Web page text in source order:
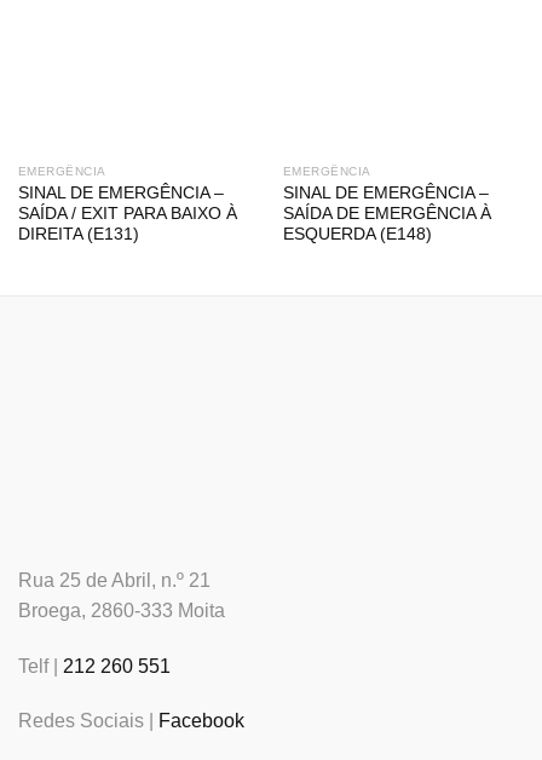
EMERGÊNCIA
SINAL DE EMERGÊNCIA –
SAÍDA / EXIT PARA BAIXO À
DIREITA (E131)
EMERGÊNCIA
SINAL DE EMERGÊNCIA –
SAÍDA DE EMERGÊNCIA À
ESQUERDA (E148)
Rua 25 de Abril, n.º 21
Broega, 2860-333 Moita
Telf | 212 260 551
Redes Sociais | Facebook